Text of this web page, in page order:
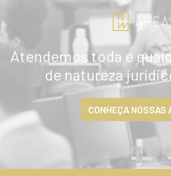
Atendemos toda e
de natureza
CONHEÇA NOSSAS